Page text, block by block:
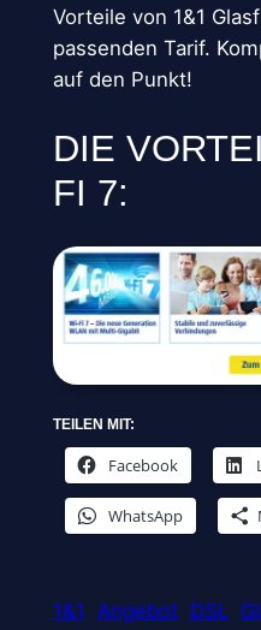
Vorteile von 1&1
passenden Tarif.
auf den Punkt!
DIE
FI 7:
TEILEN MIT:
Facebook
WhatsApp
1&1 Angebot DSL